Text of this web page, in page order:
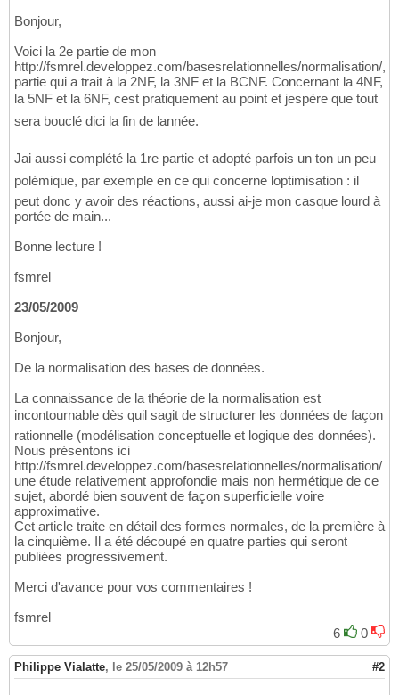
Bonjour,
Voici la 2e partie de mon
http://fsmrel.developpez.com/basesrelationnelles/normalisation/,
partie qui a trait à la 2NF, la 3NF et la BCNF. Concernant la 4NF,
la 5NF et la 6NF, cest pratiquement au point et jespère que tout
sera bouclé dici la fin de lannée.
Jai aussi complété la 1re partie et adopté parfois un ton un peu
polémique, par exemple en ce qui concerne loptimisation : il
peut donc y avoir des réactions, aussi ai-je mon casque lourd à
portée de main...
Bonne lecture !
fsmrel
23/05/2009
Bonjour,
De la normalisation des bases de données.
La connaissance de la théorie de la normalisation est
incontournable dès quil sagit de structurer les données de façon
rationnelle (modélisation conceptuelle et logique des données).
Nous présentons ici
http://fsmrel.developpez.com/basesrelationnelles/normalisation/
une étude relativement approfondie mais non hermétique de ce
sujet, abordé bien souvent de façon superficielle voire
approximative.
Cet article traite en détail des formes normales, de la première à
la cinquième. Il a été découpé en quatre parties qui seront
publiées progressivement.
Merci d'avance pour vos commentaires !
fsmrel
6
0
Philippe Vialatte, le 25/05/2009 à 12h57 #2